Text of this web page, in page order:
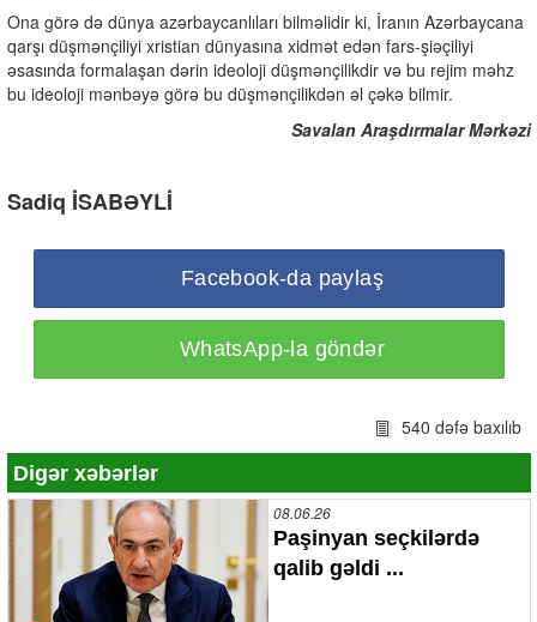
Ona görə də dünya azərbaycanlıları bilməlidir ki, İranın Azərbaycana
qarşı düşmənçiliyi xristian dünyasına xidmət edən fars-şiəçiliyi
əsasında formalaşan dərin ideoloji düşmənçilikdir və bu rejim məhz
bu ideoloji mənbəyə görə bu düşmənçilikdən əl çəkə bilmir.
Savalan Araşdırmalar Mərkəzi
Sadiq İSABƏYLİ
Facebook-da paylaş
WhatsApp-la göndər
540 dəfə baxılıb
Digər xəbərlər
08.06.26
Paşinyan seçkilərdə
qalib gəldi ...